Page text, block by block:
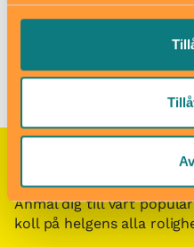
Barn i stans kalendarium för
lekplats
Anmäl dig till vårt
koll på helgens alla